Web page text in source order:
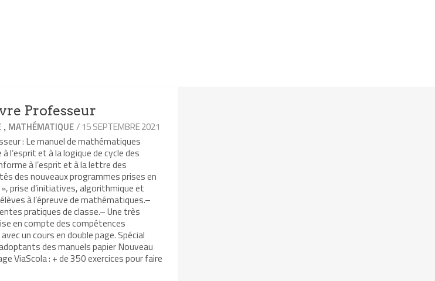
Professeur
, MATHÉMATIQUE/ 15 SEPTEMBRE 2021
: Le manuel de mathématiques
et à la logique de cycle des
à l’esprit et à la lettre des
des nouveaux programmes prises en
prise d’initiatives, algorithmique et
à l’épreuve de mathématiques.–
pratiques de classe.– Une très
en compte des compétences
un cours en double page. Spécial
des manuels papier Nouveau
ViaScola : + de 350 exercices pour faire